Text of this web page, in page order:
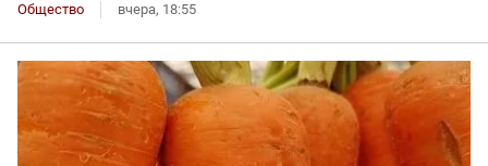
Общество вчера, 18:55